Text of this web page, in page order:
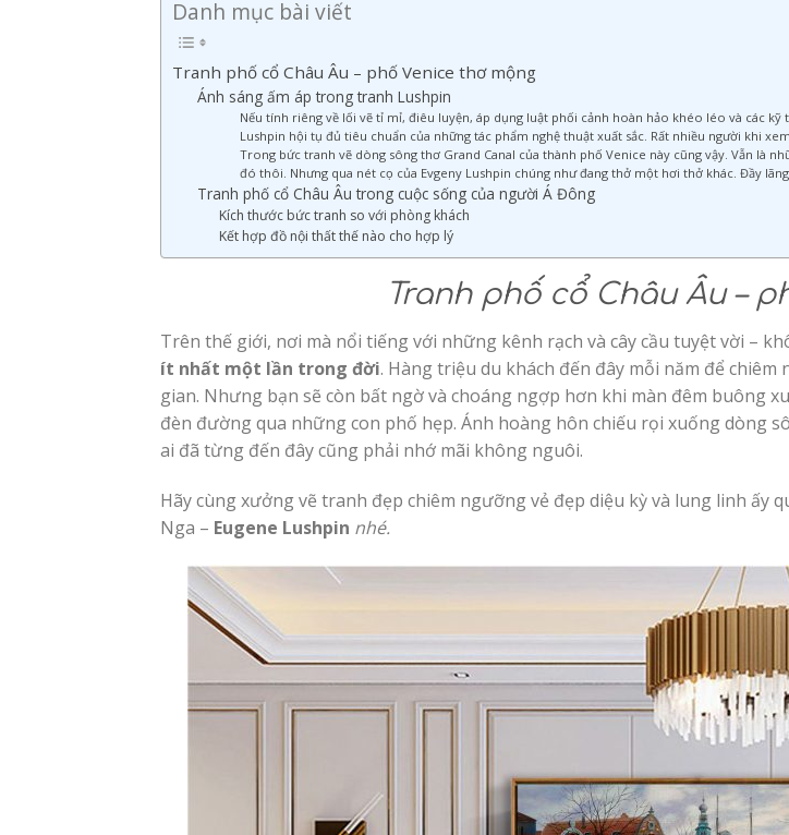
Danh mục bài viết
Tranh phố cổ Châu Âu – phố Venice thơ mộng
Ánh sáng ấm áp trong tranh Lushpin
Nếu tính riêng về lối vẽ tỉ mỉ, điêu luyện, áp dụng luật phối cảnh hoàn hảo khéo léo và các
Lushpin hội tụ đủ tiêu chuẩn của những tác phẩm nghệ thuật xuất sắc. Rất nhiều người khi
Trong bức tranh vẽ dòng sông thơ Grand Canal của thành phố Venice này cũng vậy. Vẫn là
đó thôi. Nhưng qua nét cọ của Evgeny Lushpin chúng như đang thở một hơi thở khác. Đầy
Tranh phố cổ Châu Âu trong cuộc sống của người Á Đông
Kích thước bức tranh so với phòng khách
Kết hợp đồ nội thất thế nào cho hợp lý
Tranh phố cổ Châu Âu –
Trên thế giới, nơi mà nổi tiếng với những kênh rạch và cây cầu tuyệt vời –
ít nhất một lần trong đời. Hàng triệu du khách đến đây mỗi năm để
gian. Nhưng bạn sẽ còn bất ngờ và choáng ngợp hơn khi màn đêm buông
đèn đường qua những con phố hẹp. Ánh hoàng hôn chiếu rọi xuống dòng
ai đã từng đến đây cũng phải nhớ mãi không nguôi.
Hãy cùng xưởng vẽ tranh đẹp chiêm ngưỡng vẻ đẹp diệu kỳ và lung linh ấy
Nga – Eugene Lushpin nhé.